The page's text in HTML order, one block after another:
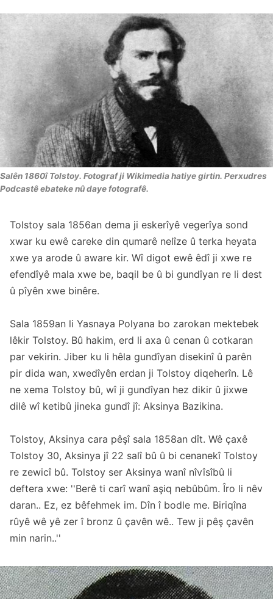
Salên 1860î Tolstoy. Fotograf ji Wikimedia hatiye girtin. Perxudres
Podcastê ebateke nû daye fotografê.
Tolstoy sala 1856an dema ji eskerîyê vegerîya sond
xwar ku ewê careke din qumarê nelîze û terka heyata
xwe ya arode û aware kir. Wî digot ewê êdî ji xwe re
efendîyê mala xwe be, baqil be û bi gundîyan re li dest
û pîyên xwe binêre.
Sala 1859an li Yasnaya Polyana bo zarokan mektebek
lêkir Tolstoy. Bû hakim, erd li axa û cenan û cotkaran
par vekirin. Jiber ku li hêla gundîyan disekinî û parên
pir dida wan, xwedîyên erdan ji Tolstoy diqeherîn. Lê
ne xema Tolstoy bû, wî ji gundîyan hez dikir û jixwe
dilê wî ketibû jineka gundî jî: Aksinya Bazikina.
Tolstoy, Aksinya cara pêşî sala 1858an dît. Wê çaxê
Tolstoy 30, Aksinya jî 22 salî bû û bi cenanekî Tolstoy
re zewicî bû. Tolstoy ser Aksinya wanî nîvîsîbû li
deftera xwe: ''Berê ti carî wanî aşiq nebûbûm. Îro li nêv
daran.. Ez, ez bêfehmek im. Dîn î bodle me. Biriqîna
rûyê wê yê zer î bronz û çavên wê.. Tew ji pêş çavên
min narin..''